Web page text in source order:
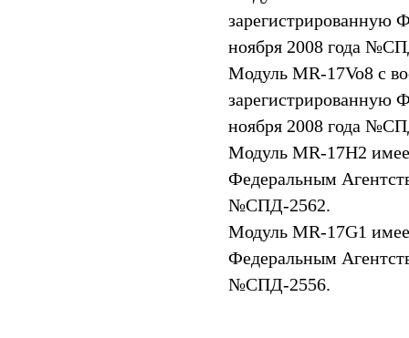
зарегистрированную
ноября 2008 года
Модуль MR-17Vo8 с
зарегистрированную
ноября 2008 года
Модуль MR-17H2
Федеральным
№СПД-2562.
Модуль MR-17G1
Федеральным
№СПД-2556.